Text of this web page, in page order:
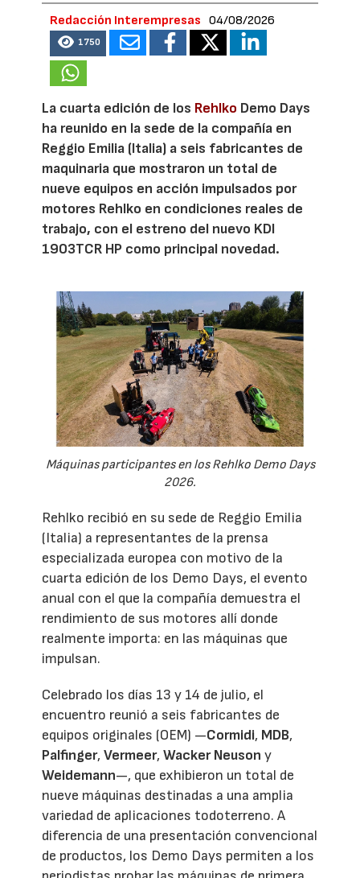
Redacción Interempresas 04/08/2026
1750
La cuarta edición de los Rehlko Demo Days
ha reunido en la sede de la compañía en
Reggio Emilia (Italia) a seis fabricantes de
maquinaria que mostraron un total de
nueve equipos en acción impulsados por
motores Rehlko en condiciones reales de
trabajo, con el estreno del nuevo KDI
1903TCR HP como principal novedad.
Máquinas participantes en los Rehlko Demo Days
2026.
Rehlko recibió en su sede de Reggio Emilia
(Italia) a representantes de la prensa
especializada europea con motivo de la
cuarta edición de los Demo Days, el evento
anual con el que la compañía demuestra el
rendimiento de sus motores allí donde
realmente importa: en las máquinas que
impulsan.
Celebrado los días 13 y 14 de julio, el
encuentro reunió a seis fabricantes de
equipos originales (OEM) —Cormidi, MDB,
Palfinger,Vermeer,Wacker Neuson y
Weidemann—, que exhibieron un total de
nueve máquinas destinadas a una amplia
variedad de aplicaciones todoterreno. A
diferencia de una presentación convencional
de productos, los Demo Days permiten a los